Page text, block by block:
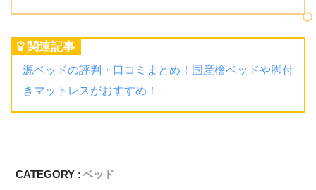
関連記事
源ベッドの評判・口コミまとめ！国産檜ベッドや脚付
きマットレスがおすすめ！
CATEGORY :ベッド